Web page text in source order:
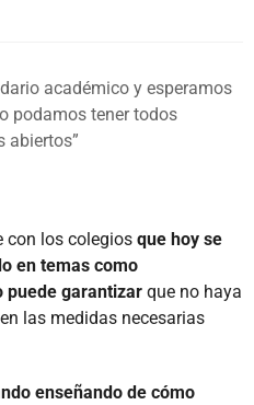
académico y esperamos
podamos tener todos
abiertos
con los colegios que hoy se
en temas como
puede garantizar que no haya
las medidas necesarias
enseñando de cómo